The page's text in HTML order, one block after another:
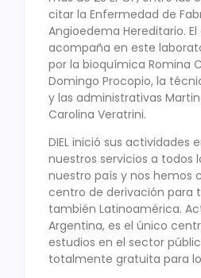
citar la Enfermedad de
Angioedema Hereditario.
acompaña en este
por la bioquímica Romina
Domingo Procopio, la
y las administrativas
Carolina Veratrini.
DIEL inició sus actividades
nuestros servicios a todos
nuestro país y nos hemos
centro de derivación para
también Latinoamérica.
Argentina, es el único
estudios en el sector
totalmente gratuita para